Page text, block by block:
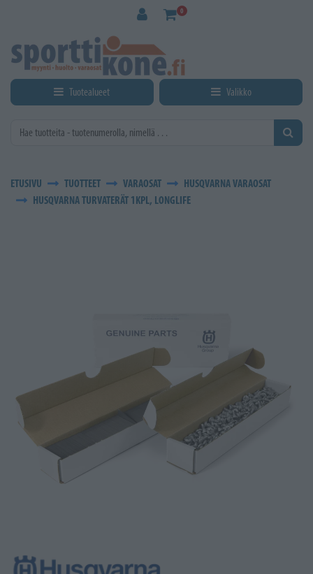
0
Tuotealueet Valikko
ETUSIVU TUOTTEET VARAOSAT
HUSQVARNA VARAOSAT
HUSQVARNA TURVATERÄT 1KPL, LONGLIFE